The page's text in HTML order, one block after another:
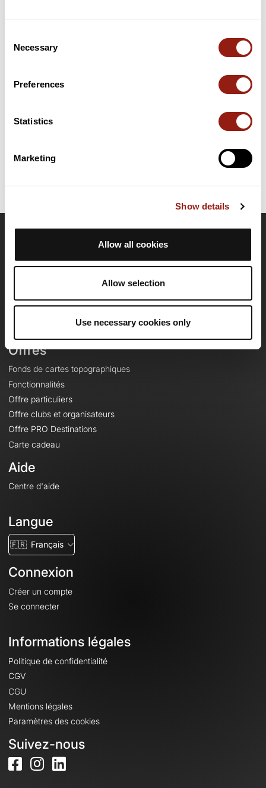
Selection
Necessary
Preferences
Statistics
Marketing
Show details
Allow all cookies
Allow selection
Use necessary cookies only
Résumé
Découvrez ce parcours de vélo de 86,5 km à proximité de
une ascension cumulée de plus de 950m. Prévoyez environ 4
Equipe
Offres
Fonds de cartes topographiques
Fonctionnalités
Offre particuliers
Offre clubs et organisateurs
Offre PRO Destinations
Carte cadeau
Aide
Centre d'aide
Langue
🇫🇷 Français
Connexion
Créer un compte
Se connecter
Informations légales
Politique de confidentialité
CGV
CGU
Mentions légales
Paramètres des cookies
Suivez-nous